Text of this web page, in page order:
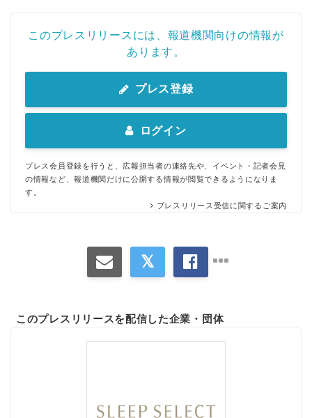
このプレスリリースには、報道機関向けの情報が
あります。
プレス登録
ログイン
プレス会員登録を行うと、広報担当者の連絡先や、イベント・記者会見
の情報など、報道機関だけに公開する情報が閲覧できるようになりま
す。
プレスリリース受信に関するご案内
このプレスリリースを配信した企業・団体